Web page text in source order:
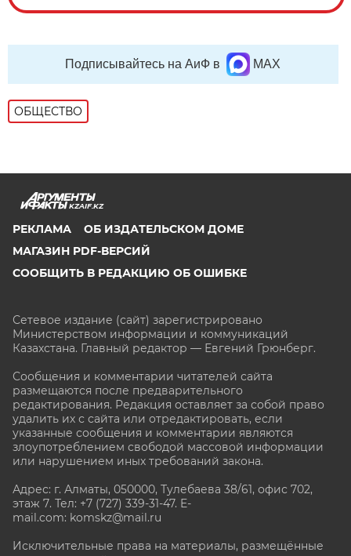
Подписывайтесь на АиФ в MAX
ОБЩЕСТВО
KZAIF.KZ
РЕКЛАМА
ОБ ИЗДАТЕЛЬСКОМ ДОМЕ
МАГАЗИН PDF-ВЕРСИЙ
СООБЩИТЬ В РЕДАКЦИЮ ОБ ОШИБКЕ
Сетевое издание (сайт) зарегистрировано
Министерством информации и коммуникаций
Казахстана. Главный редактор — Евгений Грюнберг.
Сообщения и комментарии читателей сайта
размещаются после предварительного
редактирования. Редакция оставляет за собой право
удалить их с сайта или отредактировать, если
указанные сообщения и комментарии являются
злоупотреблением свободой массовой информации
или нарушением иных требований закона.
Адрес: г. Алматы, 050000, Тулебаева 38/61, офис 702,
этаж 7. Тел: +7 (727) 339-31-47. E-
mail.com: komskz@mail.ru
Исключительные права на материалы, размещённые